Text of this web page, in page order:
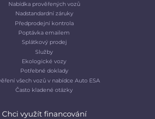
Nabídka prověřených vozů
Nadstandardní záruky
Předprodejní kontrola
Poptávka emailem
Splátkový prodej
Služby
Ekologické vozy
Potřebné doklady
všech vozů v nabídce Auto ESA
Často kladené otázky
Chci využít financování